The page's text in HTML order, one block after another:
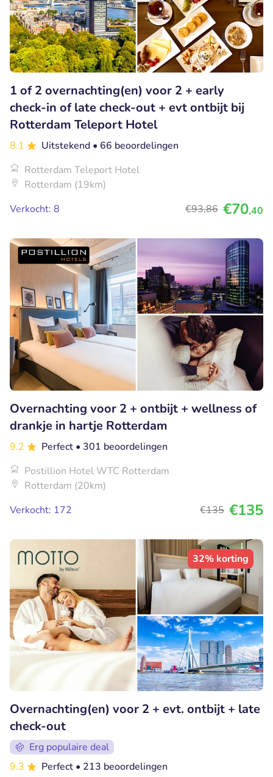
1 of 2 overnachting(en) voor 2 + early
check-in of late check-out + evt ontbijt bij
Rotterdam Teleport Hotel
8.1 Uitstekend • 66 beoordelingen
Rotterdam Teleport Hotel
Rotterdam (19km)
Verkocht: 8
€93,86 €70,40
Overnachting voor 2 + ontbijt + wellness of
drankje in hartje Rotterdam
9.2 Perfect • 301 beoordelingen
Postillion Hotel WTC Rotterdam
Rotterdam (20km)
Verkocht: 172
€135 €135
32% korting
Overnachting(en) voor 2 + evt. ontbijt + late
check-out
Erg populaire deal
9.3
Perfect • 213 beoordelingen